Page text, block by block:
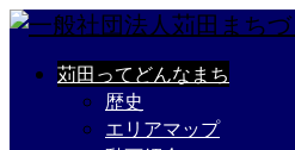
苅田ってどんなまち
歴史
エリアマップ